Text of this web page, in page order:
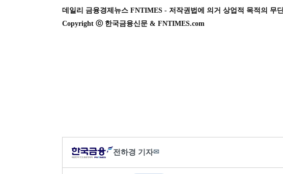
데일리 금융경제뉴스 FNTIMES - 저작권법에 의거 상업적 목적의 무
Copyright ⓒ 한국금융신문 & FNTIMES.com
전하경 기자✉